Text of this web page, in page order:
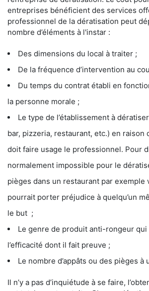
entreprises bénéficient des services
professionnel de la dératisation peut
nombre d’éléments à l'instar :
Des dimensions du local à traiter ;
De la fréquence d’intervention au
Du temps du contrat établi en
la personne morale ;
Le type de l’établissement à
bar, pizzeria, restaurant, etc.) en raison
doit faire usage le professionnel. Pour
normalement impossible pour le
pièges dans un restaurant par exemple
pourrait porter préjudice à quelqu’un
le but ;
Le genre de produit anti-rongeur
l’efficacité dont il fait preuve ;
Le nombre d’appâts ou des pièges à
Il n’y a pas d’inquiétude à se faire,